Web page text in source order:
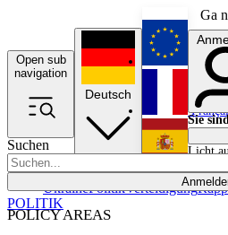
Ga
Open sub
navigation
Suchen
POLICY AREAS
UkrainePolitikVerteidigung
Deutsch
English
Sie
Licht
POLITIK